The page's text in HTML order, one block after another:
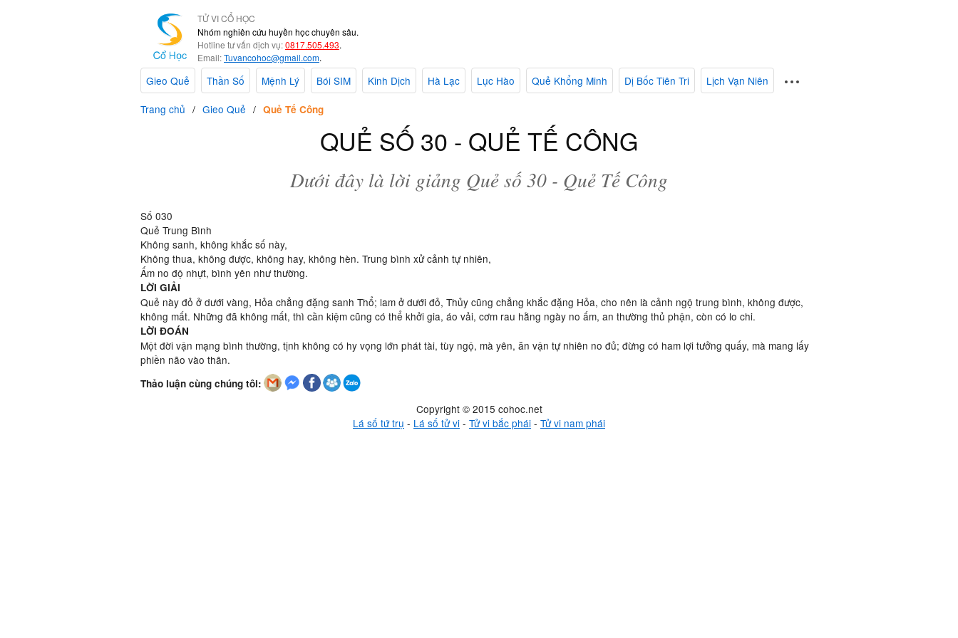
TỬ VI CỔ HỌC
Nhóm nghiên cứu huyền học chuyên sâu.
Hotline tư vấn dịch vụ:0817.505.493.
Email:Tuvancohoc@gmail.com.
Gieo Quẻ Thần Số Mệnh Lý Bói SIM Kinh Dịch Hà Lạc Lục Hào Quẻ Khổng Minh Dị Bốc Tiên Tri
Lịch Vạn Niên
Trang chủ
Gieo Quẻ Quẻ Tế Công
QUẺ SỐ 30 - QUẺ TẾ CÔNG
Dưới đây là lời giảng Quẻ số 30 - Quẻ Tế Công
Số 030
Quẻ Trung Bình
Không sanh, không khắc số này,
Không thua, không được, không hay, không hèn. Trung bình xử cảnh tự nhiên,
Ấm no độ nhựt, bình yên như thường.
LỜI GIẢI
Quẻ này đỏ ở dưới vàng, Hỏa chẳng đặng sanh Thổ; lam ở dưới đỏ, Thủy cũng chẳng khắc đặng Hỏa, cho nên là cảnh ngộ trung bình, không được,
không mất. Những đã không mất, thì cần kiệm cũng có thể khởi gia, áo vải, cơm rau hằng ngày no ấm, an thường thủ phận, còn có lo chi.
LỜI ĐOÁN
Một đời vận mạng bình thường, tịnh không có hy vọng lớn phát tài, tùy ngộ, mà yên, ăn vận tự nhiên no đủ; đừng có ham lợi tưởng quấy, mà mang lấy
phiền não vào thân.
Thảo luận cùng chúng tôi:
Copyright © 2015 cohoc.net
Lá số tứ trụ - Lá số tử vi - Tử vi bắc phái - Tử vi nam phái